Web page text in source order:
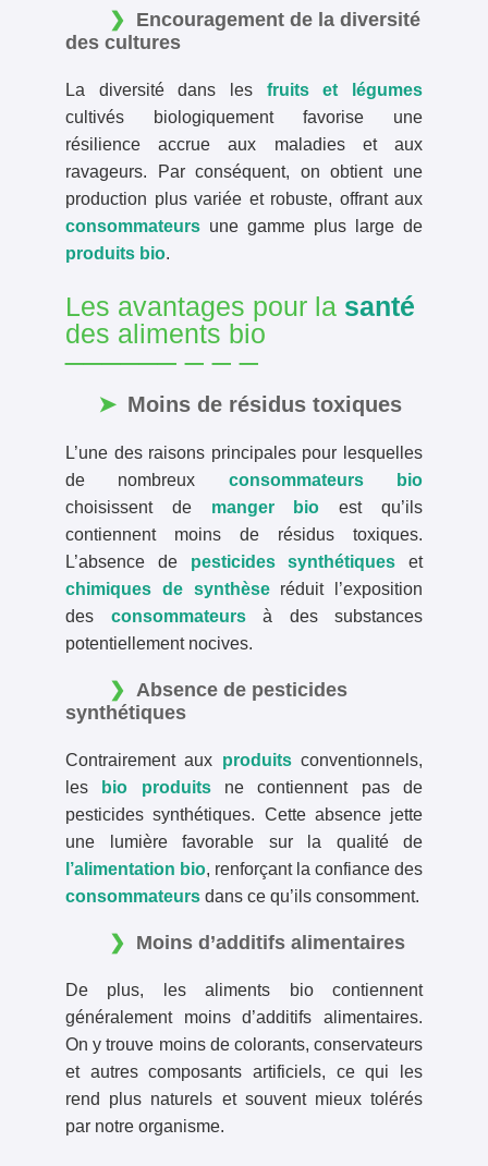
Encouragement de la diversité
des cultures
La diversité dans les fruits et légumes
cultivés biologiquement favorise une
résilience accrue aux maladies et aux
ravageurs. Par conséquent, on obtient une
production plus variée et robuste, offrant aux
consommateurs une gamme plus large de
produits bio.
Les avantages pour la santé
des aliments bio
Moins de résidus toxiques
L’une des raisons principales pour lesquelles
de nombreux consommateurs bio
choisissent de manger bio est qu’ils
contiennent moins de résidus toxiques.
L’absence de pesticides synthétiques et
chimiques de synthèseréduit l’exposition
des consommateursà des substances
potentiellement nocives.
Absence de pesticides
synthétiques
Contrairement aux produitsconventionnels,
les
bio produitsne contiennent pas de
pesticides synthétiques. Cette absence jette
une lumière favorable sur la qualité de
l’alimentation bio, renforçant la confiance des
consommateurs dans ce qu’ils consomment.
Moins d’additifs alimentaires
De plus, les aliments bio contiennent
généralement moins d’additifs alimentaires.
On y trouve moins de colorants, conservateurs
et autres composants artificiels, ce qui les
rend plus naturels et souvent mieux tolérés
par notre organisme.